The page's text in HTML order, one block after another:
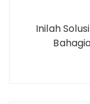
Inilah